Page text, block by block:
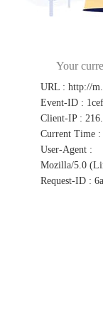
Your
URL : http://
Event-ID :
Client-IP :
Current Time :
User-Agent :
Mozilla/5.0
Request-ID :